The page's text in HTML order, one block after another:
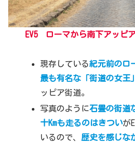
EV5ローマから南下アッピ
現存している紀元前のロ
最も有名な「街道の女王
ッピア街道。
写真のように石畳の街道
十Kmも走るのはきついが
いるので、 歴史を感じな